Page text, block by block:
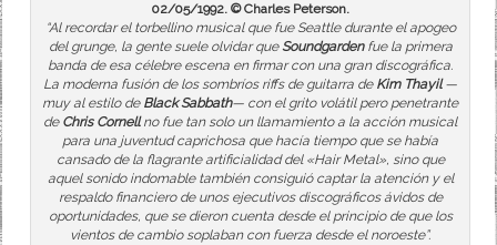
02/05/1992. © Charles Peterson.
“Al recordar el torbellino musical que fue Seattle durante el apogeo
del grunge, la gente suele olvidar queSoundgardenfue la primera
banda de esa célebre escena en firmar con una gran discográfica.
La moderna fusión de los sombríos riffs de guitarra de Kim Thayil—
muy al estilo de Black Sabbath— con el grito volátil pero penetrante
de Chris Cornellno fue tan solo un llamamiento a la acción musical
para una juventud caprichosa que hacía tiempo que se había
cansado de la flagrante artificialidad del «Hair Metal», sino que
aquel sonido indomable también consiguió captar la atención y el
respaldo financiero de unos ejecutivos discográficos ávidos de
oportunidades, que se dieron cuenta desde el principio de que los
vientos de cambio soplaban con fuerza desde el noroeste”.